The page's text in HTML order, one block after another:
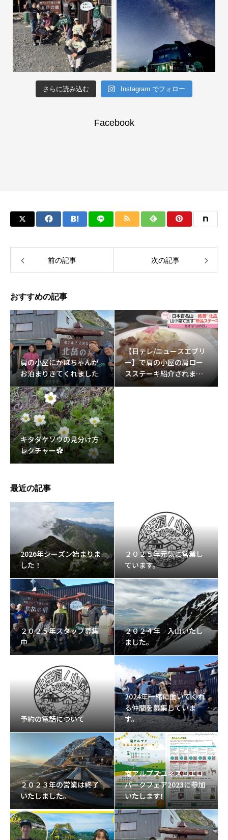
さらに読み込む Instagram でフォロー
Facebook
前の記事 次の記事
おすすめの記事
肩の小屋にかほちゃんが
お泊まりきてくれました
【日テレ/ニュースエブリ
ー】で肩の小屋の肩ロー
スステーキ紹介されまし
た。
キタダケソウの見分け方
レクチャー✿
最近の記事
2026年シーズン始まりま
した！
２０２５年元気に営業し
ています。
２０２５年スタッフ募集
中
２０２４年 入山いたし
ました。
予約の電話について
2024年一緒に働いてくれ
る仲間を募集していま
す。
２０２３年の営業は終了
いたしました。
南アルプスユネスコエコ
パークフェア2023に参加
いたします❗